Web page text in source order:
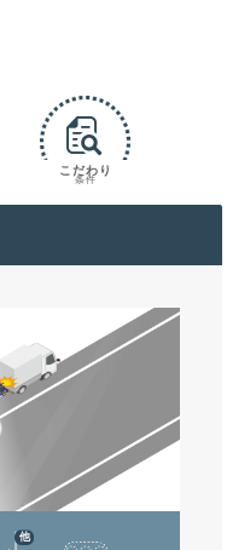
こだわり
条件
他